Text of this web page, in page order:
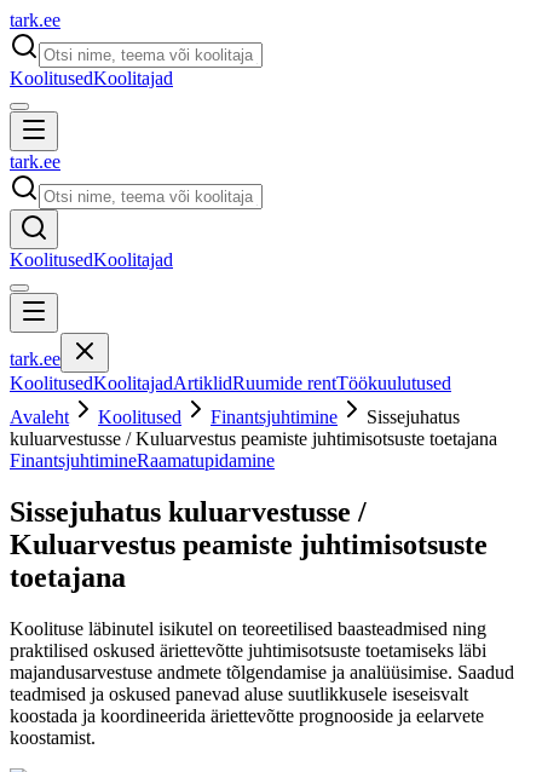
tark.ee
KoolitusedKoolitajad
tark.ee
KoolitusedKoolitajad
tark.ee
KoolitusedKoolitajadArtiklidRuumide rentTöökuulutused
Avaleht
Koolitused Finantsjuhtimine
Sissejuhatus
kuluarvestusse / Kuluarvestus peamiste juhtimisotsuste toetajana
FinantsjuhtimineRaamatupidamine
Sissejuhatus kuluarvestusse /
Kuluarvestus peamiste juhtimisotsuste
toetajana
Koolituse läbinutel isikutel on teoreetilised baasteadmised ning
praktilised oskused äriettevõtte juhtimisotsuste toetamiseks läbi
majandus­arvestuse andmete tõlgendamise ja analüüsimise. Saadud
teadmised ja oskused panevad aluse suutlikkusele iseseisvalt
koostada ja koordineerida äriettevõtte prognooside ja eelarvete
koostamist.